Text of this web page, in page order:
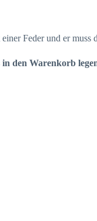
Feder und er muss
in den Warenkorb